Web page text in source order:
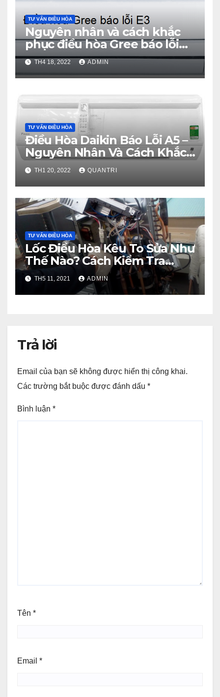
TƯ VẤN ĐIỀU HÒA
Nguyên nhân và cách khắc
phục điều hòa Gree báo lỗi
E3 từ A – Z
TH4 18, 2022 ADMIN
TƯ VẤN ĐIỀU HÒA
Điều Hòa Daikin Báo Lỗi A5 –
Nguyên Nhân Và Cách Khắc
Phục
TH1 20, 2022 QUANTRI
TƯ VẤN ĐIỀU HÒA
Lốc Điều Hòa Kêu To Sửa Như
Thế Nào? Cách Kiểm Tra
Chính Xác.
TH5 11, 2021 ADMIN
Trả lời
Email của bạn sẽ không được hiển thị công khai.
Các trường bắt buộc được đánh dấu *
Bình luận *
Tên *
Email *